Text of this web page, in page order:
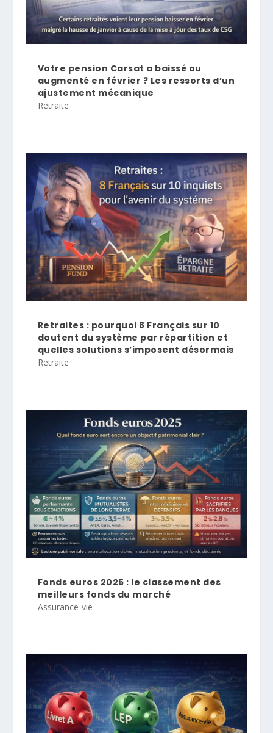
Votre pension Carsat a baissé ou
augmenté en février ? Les ressorts d’un
ajustement mécanique
Retraite
Retraites : pourquoi 8 Français sur 10
doutent du système par répartition et
quelles solutions s’imposent désormais
Retraite
Fonds euros 2025 : le classement des
meilleurs fonds du marché
Assurance-vie